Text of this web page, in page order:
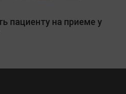
пациенту на приеме у